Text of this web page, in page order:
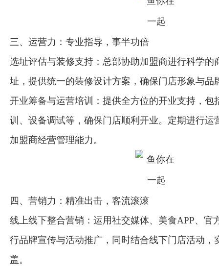
三、运营力：专业指导，事半功倍
选址评估与装修支持：总部协助加盟商进行科学的
址，提供统一的装修设计方案，确保门店形象与品
开业筹备与运营培训：提供全方位的开业支持，包
训、设备调试等，确保门店顺利开业。定期进行运
加盟商经营管理能力。
四、营销力：精准出击，客流滚滚
线上线下整合营销：运用社交媒体、美食APP、官
行品牌宣传与活动推广，同时结合线下门店活动，
盖。